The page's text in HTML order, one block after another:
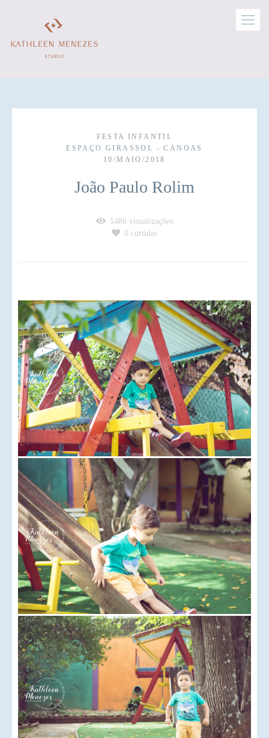
FESTA INFANTIL
ESPAÇO GIRASSOL - CANOAS
10/MAIO/2018
João Paulo Rolim
1486 visualizações
0 curtidas